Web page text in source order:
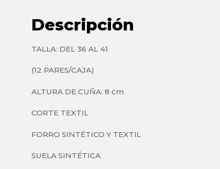
Descripción
TALLA: DEL 36 AL 41
(12 PARES/CAJA)
ALTURA DE CUÑA: 8 cm
CORTE TEXTIL
FORRO SINTÉTICO Y TEXTIL
SUELA SINTÉTICA